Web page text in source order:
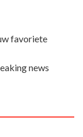
favoriete
news